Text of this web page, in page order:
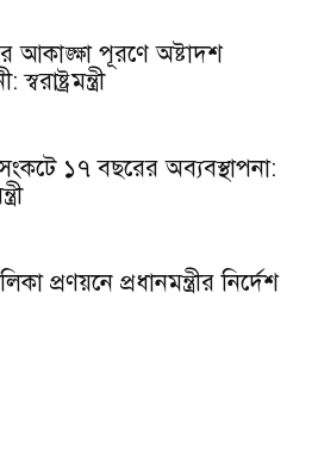
আকাঙ্ক্ষা পূরণে অষ্টাদশ
সংকটে ১৭ বছরের অব্যবস্থাপনা:
প্রণয়নে প্রধানমন্ত্রীর নির্দেশ